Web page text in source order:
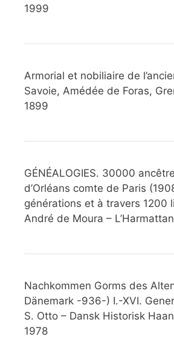
1999
Armorial et nobiliaire de
Savoie, Amédée de Foras,
1899
GÉNÉALOGIES. 30000
d’Orléans comte de Paris
générations et à travers 1200
André de Moura –
Nachkommen Gorms des
Dänemark -936-) I.-XVI.
S. Otto – Dansk Historisk
1978